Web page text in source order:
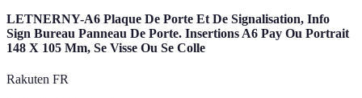
LETNERNY-A6 Plaque De Porte Et De Signalisation, Info
Sign Bureau Panneau De Porte. Insertions A6 Pay Ou Portrait
148 X 105 Mm, Se Visse Ou Se Colle
Rakuten FR